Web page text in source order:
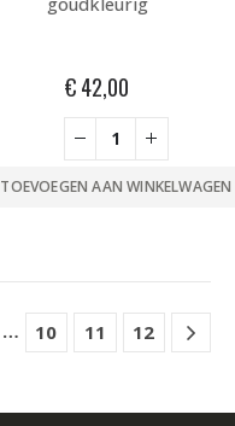
€42,00
TOEVOEGEN AAN WINKELWAGEN
… 10 11 12